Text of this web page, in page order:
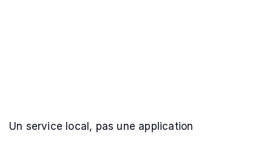
Un service local, pas une application